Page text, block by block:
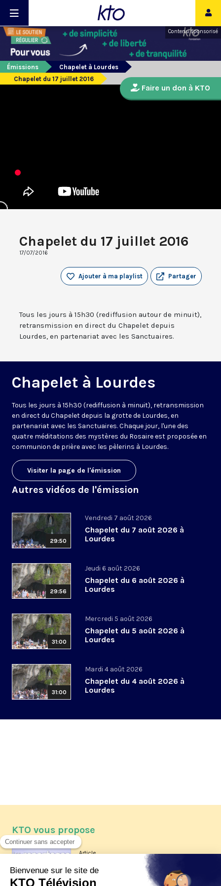
Contenu sponsorisé
Émissions
Chapelet à Lourdes
Chapelet du 17 juillet 2016
Chapelet du 17 juillet 2016
17/07/2016
Partager
Ajouter à ma playlist
Tous les jours à 15h30 (rediffusion autour de minuit),
retransmission en direct du Chapelet depuis
Lourdes, en partenariat avec les Sanctuaires.
Chapelet à Lourdes
Tous les jours à 15h30 (rediffusion à minuit), retransmission
en direct du Chapelet depuis la grotte de Lourdes, en
partenariat avec les Sanctuaires. Chaque jour, l'une des
quatre méditations des mystères du Rosaire est proposée en
communion de prière avec les pèlerins à Lourdes.
Visiter la page de l'émission
Autres vidéos de l'émission
29:50
Vendredi 7 août 2026
Chapelet du 7 août 2026 à
Lourdes
29:56
Jeudi 6 août 2026
Chapelet du 6 août 2026 à
Lourdes
31:00
Mercredi 5 août 2026
Chapelet du 5 août 2026 à
Lourdes
31:00
Mardi 4 août 2026
Chapelet du 4 août 2026 à
Lourdes
Faire un don à KTO
KTO vous propose
Article
Les reportages d'été 2026 de KTO